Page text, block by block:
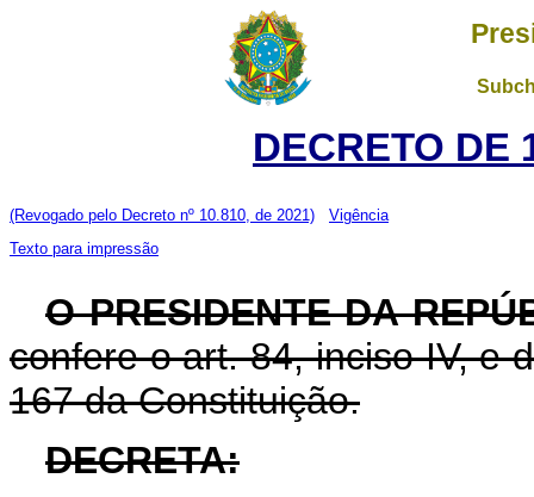
DECRETO DE
(Revogado pelo Decreto nº 10.810, de 2021)
Vigência
Texto para impressão
O PRESIDENTE DA
confere o art. 84, inciso IV, e
167 da Constituição.
DECRETA: